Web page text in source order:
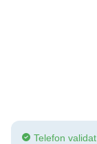
Telefon validat